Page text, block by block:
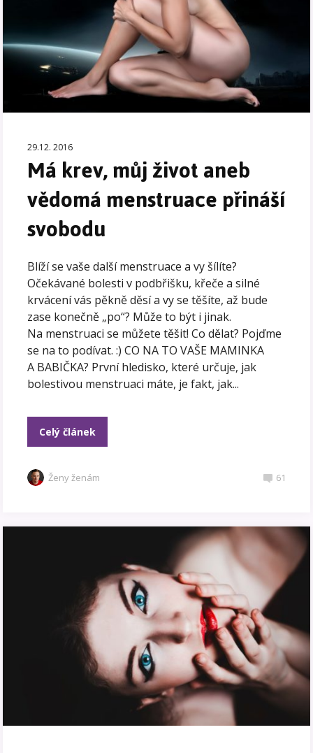
29.12. 2016
Má krev, můj život aneb
vědomá menstruace přináší
svobodu
Blíží se vaše další menstruace a vy šílíte?
Očekávané bolesti v podbřišku, křeče a silné
krvácení vás pěkně děsí a vy se těšíte, až bude
zase konečně „po“? Může to být i jinak.
Na menstruaci se můžete těšit! Co dělat? Pojďme
se na to podívat. :) CO NA TO VAŠE MAMINKA
A BABIČKA? První hledisko, které určuje, jak
bolestivou menstruaci máte, je fakt, jak...
Celý článek
Ženy ženám 61